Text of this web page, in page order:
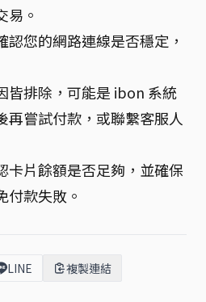
易。
認您的網路連線是否穩定，
皆排除，可能是 ibon 系統
再嘗試付款，或聯繫客服人
卡片餘額是否足夠，並確保
付款失敗。
LINE 複製連結